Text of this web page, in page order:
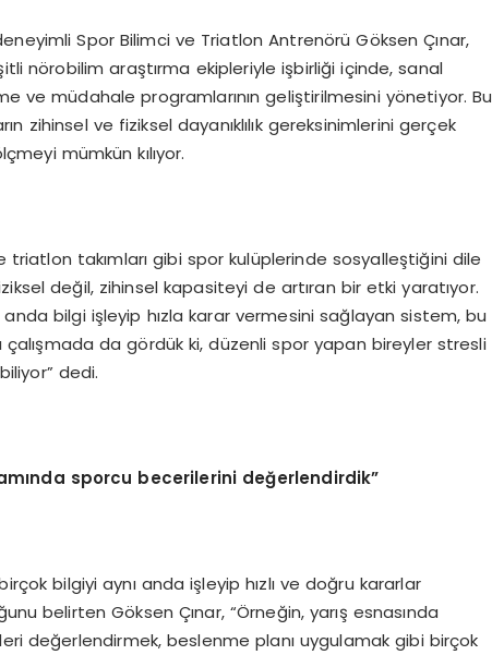
Spor Bilimci ve Triatlon Antrenörü Göksen Çınar,
nörobilim araştırma ekipleriyle işbirliği içinde, sanal
ve müdahale programlarının geliştirilmesini yönetiyor. Bu
zihinsel ve fiziksel dayanıklılık gereksinimlerini gerçek
mümkün kılıyor.
triatlon takımları gibi spor kulüplerinde sosyalleştiğini dile
değil, zihinsel kapasiteyi de artıran bir etki yaratıyor.
bilgi işleyip hızla karar vermesini sağlayan sistem, bu
çalışmada da gördük ki, düzenli spor yapan bireyler stresli
dedi.
sporcu becerilerini değerlendirdik”
bilgiyi aynı anda işleyip hızlı ve doğru kararlar
belirten Göksen Çınar, “Örneğin, yarış esnasında
değerlendirmek, beslenme planı uygulamak gibi birçok